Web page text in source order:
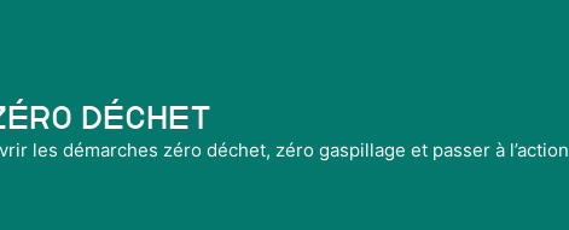
Déchet
les démarches zéro déchet, zéro gaspillage et passer à l’action